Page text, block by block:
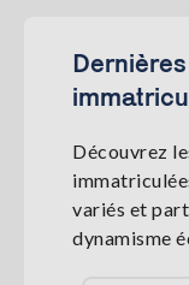
Découvrez
variés et
dynamisme